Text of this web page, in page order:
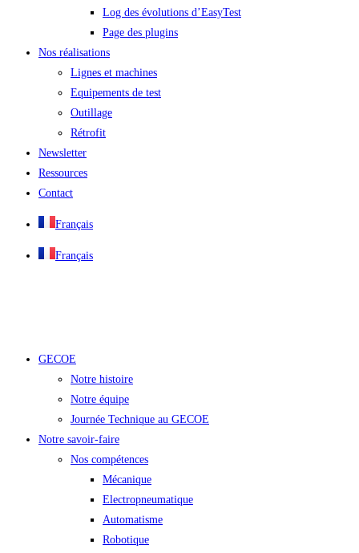
Log des évolutions d’EasyTest
Page des plugins
Nos réalisations
Lignes et machines
Equipements de test
Outillage
Rétrofit
Newsletter
Ressources
Contact
Français
Français
GECOE
Notre histoire
Notre équipe
Journée Technique au GECOE
Notre savoir-faire
Nos compétences
Mécanique
Electropneumatique
Automatisme
Robotique